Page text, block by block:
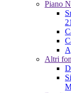
Piano
Altri